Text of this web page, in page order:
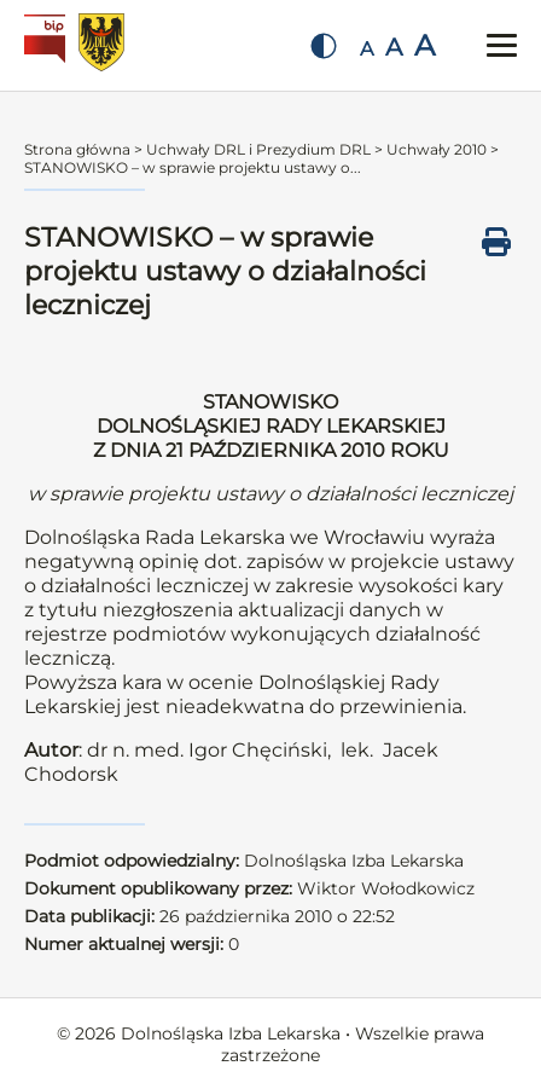
A A A
Strona główna > Uchwały DRL i Prezydium DRL > Uchwały 2010 >
STANOWISKO – w sprawie projektu ustawy o...
STANOWISKO – w sprawie
projektu ustawy o działalności
leczniczej
STANOWISKO
DOLNOŚLĄSKIEJ RADY LEKARSKIEJ
Z DNIA 21 PAŹDZIERNIKA 2010 ROKU
w sprawie projektu ustawy o działalności leczniczej
Dolnośląska Rada Lekarska we Wrocławiu wyraża
negatywną opinię dot. zapisów w projekcie ustawy
o działalności leczniczej w zakresie wysokości kary
z tytułu niezgłoszenia aktualizacji danych w
rejestrze podmiotów wykonujących działalność
leczniczą.
Powyższa kara w ocenie Dolnośląskiej Rady
Lekarskiej jest nieadekwatna do przewinienia.
Autor: dr n. med. Igor Chęciński, lek. Jacek
Chodorsk
Podmiot odpowiedzialny: Dolnośląska Izba Lekarska
Dokument opublikowany przez: Wiktor Wołodkowicz
Data publikacji: 26 października 2010 o 22:52
Numer aktualnej wersji: 0
© 2026 Dolnośląska Izba Lekarska • Wszelkie prawa
zastrzeżone